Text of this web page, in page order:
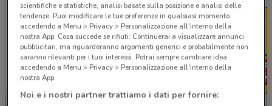
NUOVO IN ARRIVO
scientifiche e statistiche, analisi basate sulla posizione e analisi delle
tendenze. Puoi modificare le tue preferenze in qualsiasi momento
accedendo a Menu > Privacy > Personalizzazione all'interno della
nostra App. Cosa succede se rifiuti: Continuerai a visualizzare annunci
pubblicitari, ma riguarderanno argomenti generici e probabilmente non
saranno rilevanti per i tuoi interessi. Potrai sempre cambiare idea
accedendo a Menu > Privacy > Personalizzazione all'interno della
nostra App.
Noi e i nostri partner trattiamo i dati per fornire: